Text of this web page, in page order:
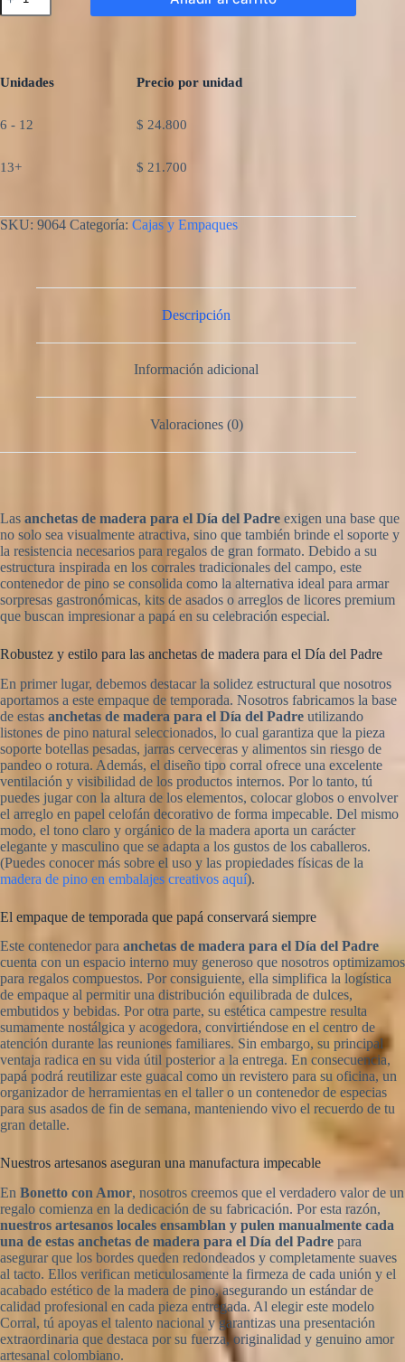
Papá
Unidades Precio por unidad
6 - 12 $ 24.800
13+ $ 21.700
SKU: 9064 Categoría: Cajas y Empaques
Descripción
Información adicional
Valoraciones (0)
Las anchetas de madera para el Día del Padre exigen una base que
no solo sea visualmente atractiva, sino que también brinde el soporte y
la resistencia necesarios para regalos de gran formato. Debido a su
estructura inspirada en los corrales tradicionales del campo, este
contenedor de pino se consolida como la alternativa ideal para armar
sorpresas gastronómicas, kits de asados o arreglos de licores premium
que buscan impresionar a papá en su celebración especial.
Robustez y estilo para las anchetas de madera para el Día del Padre
En primer lugar, debemos destacar la solidez estructural que nosotros
aportamos a este empaque de temporada. Nosotros fabricamos la base
de estas anchetas de madera para el Día del Padre utilizando
listones de pino natural seleccionados, lo cual garantiza que la pieza
soporte botellas pesadas, jarras cerveceras y alimentos sin riesgo de
pandeo o rotura. Además, el diseño tipo corral ofrece una excelente
ventilación y visibilidad de los productos internos. Por lo tanto, tú
puedes jugar con la altura de los elementos, colocar globos o envolver
el arreglo en papel celofán decorativo de forma impecable. Del mismo
modo, el tono claro y orgánico de la madera aporta un carácter
elegante y masculino que se adapta a los gustos de los caballeros.
(Puedes conocer más sobre el uso y las propiedades físicas de la
madera de pino en embalajes creativos aquí).
El empaque de temporada que papá conservará siempre
Este contenedor para anchetas de madera para el Día del Padre
cuenta con un espacio interno muy generoso que nosotros optimizamos
para regalos compuestos. Por consiguiente, ella simplifica la logística
de empaque al permitir una distribución equilibrada de dulces,
embutidos y bebidas. Por otra parte, su estética campestre resulta
sumamente nostálgica y acogedora, convirtiéndose en el centro de
atención durante las reuniones familiares. Sin embargo, su principal
ventaja radica en su vida útil posterior a la entrega. En consecuencia,
papá podrá reutilizar este guacal como un revistero para su oficina, un
organizador de herramientas en el taller o un contenedor de especias
para sus asados de fin de semana, manteniendo vivo el recuerdo de tu
gran detalle.
Nuestros artesanos aseguran una manufactura impecable
En Bonetto con Amor, nosotros creemos que el verdadero valor de un
regalo comienza en la dedicación de su fabricación. Por esta razón,
nuestros artesanos locales ensamblan y pulen manualmente cada
una de estas anchetas de madera para el Día del Padre para
asegurar que los bordes queden redondeados y completamente suaves
al tacto. Ellos verifican meticulosamente la firmeza de cada unión y el
acabado estético de la madera de pino, asegurando un estándar de
calidad profesional en cada pieza entregada. Al elegir este modelo
Corral, tú apoyas el talento nacional y garantizas una presentación
extraordinaria que destaca por su fuerza, originalidad y genuino amor
artesanal colombiano.